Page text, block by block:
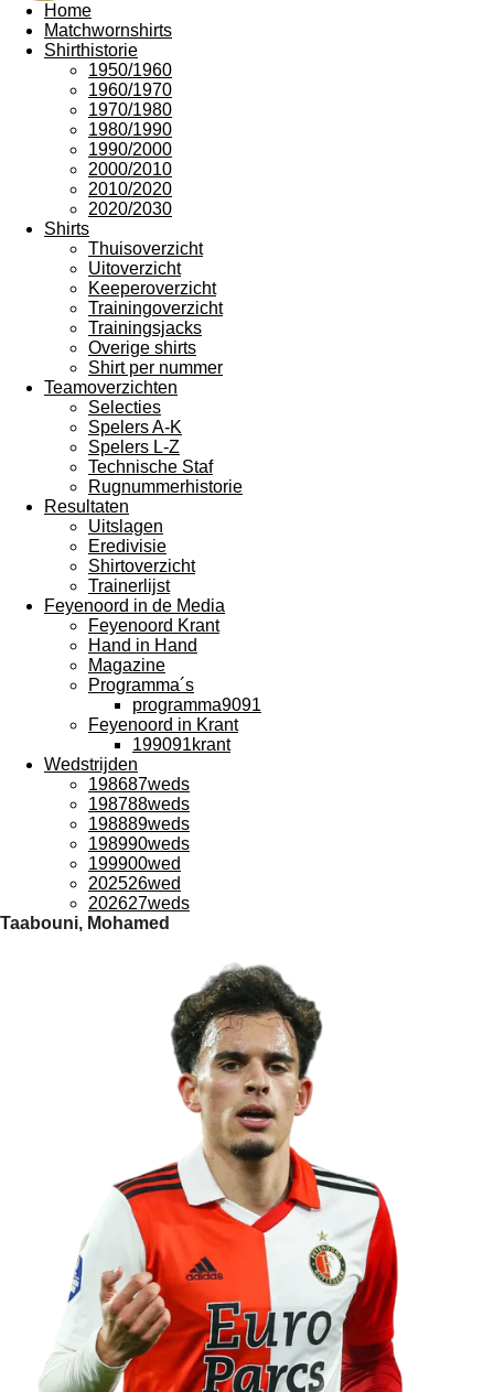
Home
Matchwornshirts
Shirthistorie
1950/1960
1960/1970
1970/1980
1980/1990
1990/2000
2000/2010
2010/2020
2020/2030
Shirts
Thuisoverzicht
Uitoverzicht
Keeperoverzicht
Trainingoverzicht
Trainingsjacks
Overige shirts
Shirt per nummer
Teamoverzichten
Selecties
Spelers A-K
Spelers L-Z
Technische Staf
Rugnummerhistorie
Resultaten
Uitslagen
Eredivisie
Shirtoverzicht
Trainerlijst
Feyenoord in de Media
Feyenoord Krant
Hand in Hand
Magazine
Programma´s
programma9091
Feyenoord in Krant
199091krant
Wedstrijden
198687weds
198788weds
198889weds
198990weds
199900wed
202526wed
202627weds
Taabouni, Mohamed